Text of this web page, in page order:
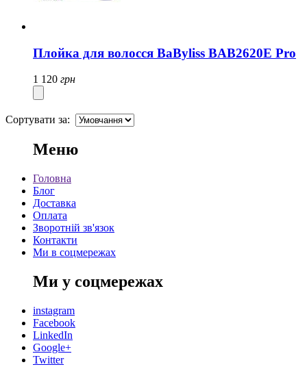
Плойка для волосся BaByliss BAB2620E Pro
1 120 грн
Сортувати за:
Меню
Головна
Блог
Доставка
Оплата
Зворотній зв'язок
Контакти
Ми в соцмережах
Ми у соцмережах
instagram
Facebook
LinkedIn
Google+
Twitter